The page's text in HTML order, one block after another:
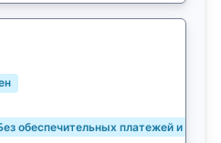
обеспечительных платежей и